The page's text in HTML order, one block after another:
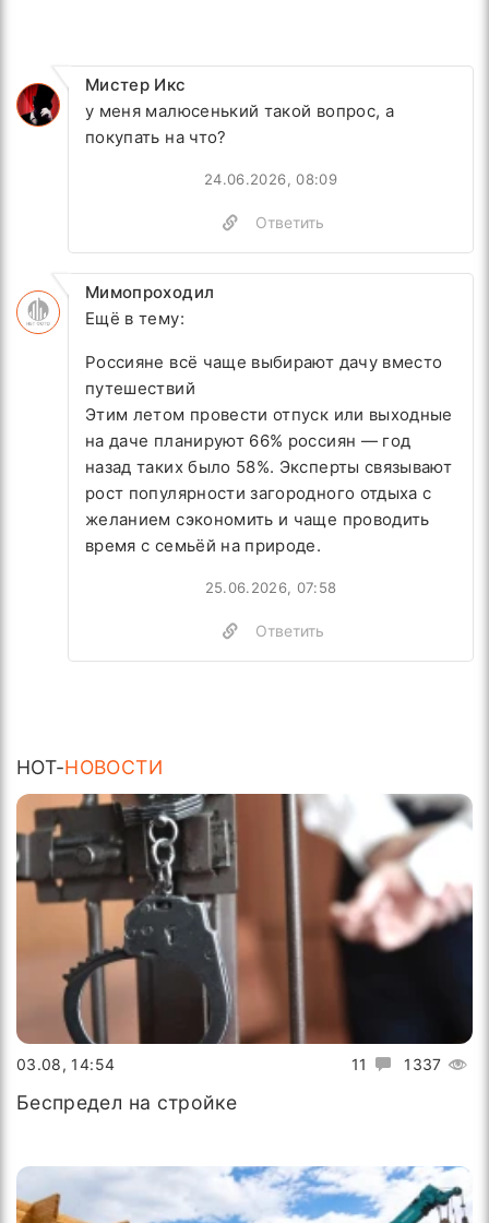
Мистер Икс
у меня малюсенький такой вопрос, а
покупать на что?
24.06.2026, 08:09
Ответить
Мимопроходил
Ещё в тему:
Россияне всё чаще выбирают дачу вместо
путешествий
Этим летом провести отпуск или выходные
на даче планируют 66% россиян — год
назад таких было 58%. Эксперты связывают
рост популярности загородного отдыха с
желанием сэкономить и чаще проводить
время с семьёй на природе.
25.06.2026, 07:58
Ответить
HOT-НОВОСТИ
11 1337
03.08, 14:54
Беспредел на стройке